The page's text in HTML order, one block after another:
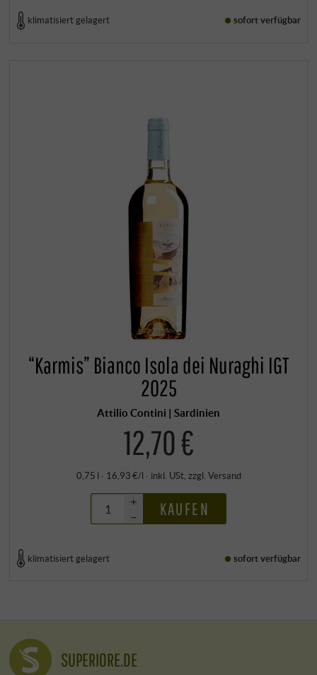
klimatisiert gelagert sofort verfügbar
“Karmis” Bianco Isola dei Nuraghi IGT
2025
Attilio Contini | Sardinien
12,70 €
0,75 l · 16,93 €/l · inkl. USt, zzgl. Versand
+
–
KAUFEN
klimatisiert gelagert sofort verfügbar
SUPERIORE.DE